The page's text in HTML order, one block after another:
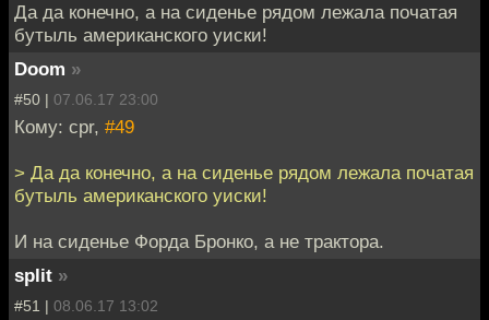
Да да конечно, а на сиденье рядом лежала початая
бутыль американского уиски!
Doom »
#50 | 07.06.17 23:00
Кому: cpr, #49
> Да да конечно, а на сиденье рядом лежала початая
бутыль американского уиски!
И на сиденье Форда Бронко, а не трактора.
split »
#51 | 08.06.17 13:02